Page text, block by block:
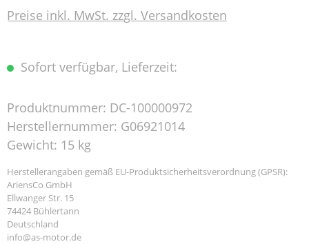
Preise inkl. MwSt. zzgl. Versandkosten
Sofort verfügbar, Lieferzeit:
Produktnummer: DC-100000972
Herstellernummer: G06921014
Gewicht: 15 kg
Herstellerangaben gemäß EU-Produktsicherheitsverordnung (GPSR):
AriensCo GmbH
Ellwanger Str. 15
74424 Bühlertann
Deutschland
info@as-motor.de